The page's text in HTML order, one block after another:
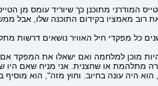
המודרני מתוכנן כך שיוריד עומס מן
רוב מאמציו בקידום התוכנה שלו, אבל
כל מפקדי חיל האוויר נושאים דרשות
מוכן למלחמה ואם ישאלו את המפקד
מתלהמת או שחצנית. אני מניח שאם היו
הוא היה עונה בחיוב. וחוץ מזה", הוא